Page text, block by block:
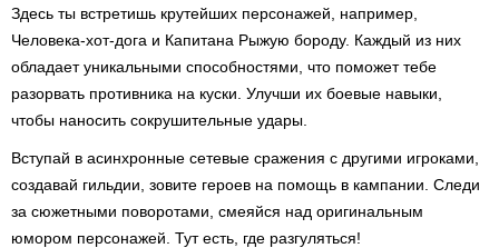
Здесь ты встретишь крутейших персонажей, например,
Человека-хот-дога и Капитана Рыжую бороду. Каждый из них
обладает уникальными способностями, что поможет тебе
разорвать противника на куски. Улучши их боевые навыки,
чтобы наносить сокрушительные удары.
Вступай в асинхронные сетевые сражения с другими игроками,
создавай гильдии, зовите героев на помощь в кампании. Следи
за сюжетными поворотами, смеяйся над оригинальным
юмором персонажей. Тут есть, где разгуляться!